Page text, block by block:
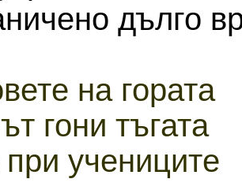
дълго
на гората
гони тъгата
учениците